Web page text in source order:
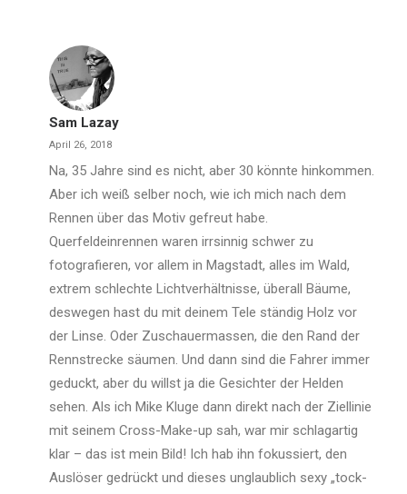
Sam Lazay
April 26, 2018
Na, 35 Jahre sind es nicht, aber 30 könnte hinkommen.
Aber ich weiß selber noch, wie ich mich nach dem
Rennen über das Motiv gefreut habe.
Querfeldeinrennen waren irrsinnig schwer zu
fotografieren, vor allem in Magstadt, alles im Wald,
extrem schlechte Lichtverhältnisse, überall Bäume,
deswegen hast du mit deinem Tele ständig Holz vor
der Linse. Oder Zuschauermassen, die den Rand der
Rennstrecke säumen. Und dann sind die Fahrer immer
geduckt, aber du willst ja die Gesichter der Helden
sehen. Als ich Mike Kluge dann direkt nach der Ziellinie
mit seinem Cross-Make-up sah, war mir schlagartig
klar – das ist mein Bild! Ich hab ihn fokussiert, den
Auslöser gedrückt und dieses unglaublich sexy „tock-